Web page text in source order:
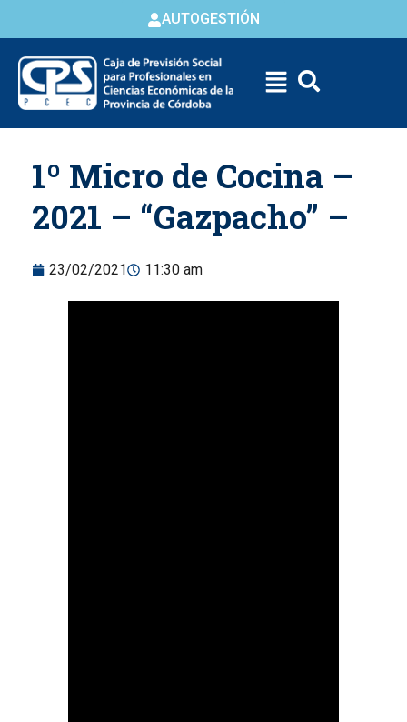
AUTOGESTIÓN
content
1º Micro de Cocina –
2021 – “Gazpacho” –
23/02/2021 11:30 am